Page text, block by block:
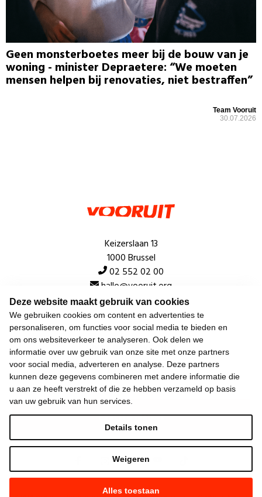
Deze website maakt gebruik van cookies
We gebruiken cookies om content en advertenties te
personaliseren, om functies voor social media te bieden en
om ons websiteverkeer te analyseren. Ook delen we
informatie over uw gebruik van onze site met onze partners
voor social media, adverteren en analyse. Deze partners
kunnen deze gegevens combineren met andere informatie die
u aan ze heeft verstrekt of die ze hebben verzameld op basis
van uw gebruik van hun services.
Alles toestaan
Weigeren
Details tonen
Geen monsterboetes meer bij de bouw van je
woning - minister Depraetere: “We moeten
mensen helpen bij renovaties, niet bestraffen”
Team Vooruit
30.07.2026
Keizerslaan 13
1000 Brussel
02 552 02 00
hallo@vooruit.org
Snel
Over de beweging
Algemeen
Laatste nieuws